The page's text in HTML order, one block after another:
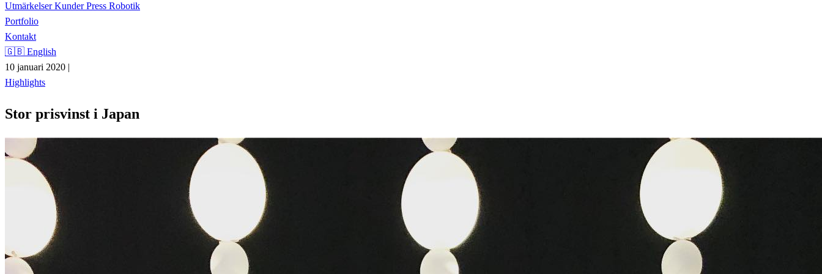
UtmärkelserKunderPress Robotik
Portfolio
Kontakt
🇬🇧 English
10 januari 2020 |
Highlights
Stor prisvinst i Japan